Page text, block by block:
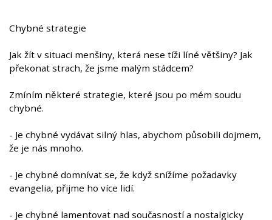
Chybné strategie
Jak žít v situaci menšiny, která nese tíži líné většiny? Jak
překonat strach, že jsme malým stádcem?
Zmíním některé strategie, které jsou po mém soudu
chybné.
- Je chybné vydávat silný hlas, abychom působili dojmem,
že je nás mnoho.
- Je chybné domnívat se, že když snížíme požadavky
evangelia, přijme ho více lidí.
- Je chybné lamentovat nad současností a nostalgicky